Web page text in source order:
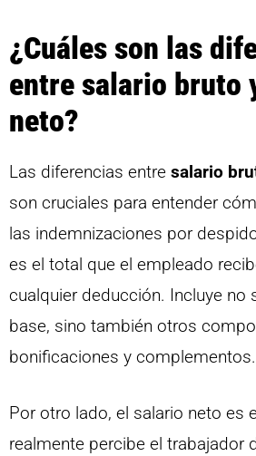
¿Cuáles son las
entre salario bruto
neto?
Las diferencias entre salario
son cruciales para entender
las indemnizaciones por
es el total que el empleado
cualquier deducción. Incluye no
base, sino también otros
bonificaciones y complementos.
Por otro lado, el salario neto es
realmente percibe el trabajador